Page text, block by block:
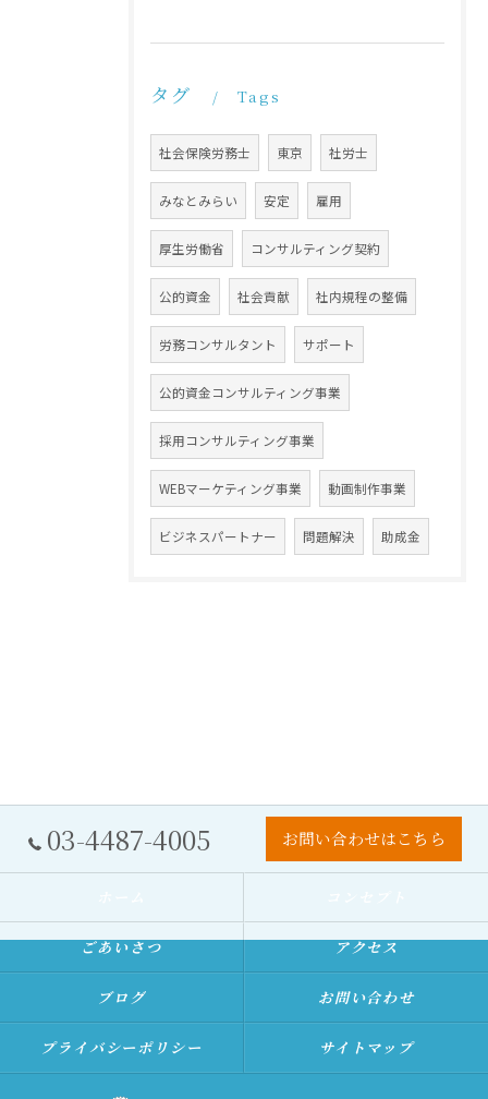
タグ Tags
社会保険労務士 東京 社労士
みなとみらい 安定 雇用
厚生労働省 コンサルティング契約
公的資金 社会貢献 社内規程の整備
労務コンサルタント サポート
公的資金コンサルティング事業
採用コンサルティング事業
WEBマーケティング事業 動画制作事業
ビジネスパートナー 問題解決 助成金
03-4487-4005 お問い合わせはこちら
ごあいさつ アクセス
ブログ お問い合わせ
プライバシーポリシー サイトマップ